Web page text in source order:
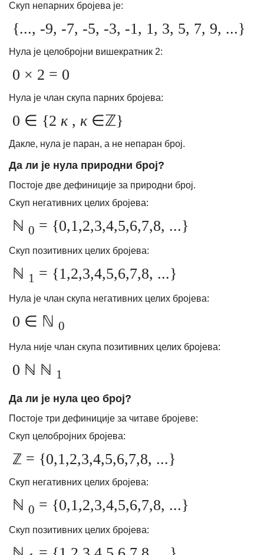
Скуп непарних бројева је:
{..., -9, -7, -5, -3, -1, 1, 3, 5, 7, 9, ...}
Нула је целобројни вишекратник 2:
0 × 2 = 0
Нула је члан скупа парних бројева:
0 ∈ {2 к, к∈ℤ}
Дакле, нула је паран, а не непаран број.
Да ли је нула природни број?
Постоје две дефиниције за природни број.
Скуп негативних целих бројева:
ℕ 0 = {0,1,2,3,4,5,6,7,8, ...}
Скуп позитивних целих бројева:
ℕ 1 = {1,2,3,4,5,6,7,8, ...}
Нула је члан скупа негативних целих бројева:
0 ∈ ℕ 0
Нула није члан скупа позитивних целих бројева:
0 ℕ ℕ 1
Да ли је нула цео број?
Постоје три дефиниције за читаве бројеве:
Скуп целобројних бројева:
ℤ = {0,1,2,3,4,5,6,7,8, ...}
Скуп негативних целих бројева:
ℕ 0 = {0,1,2,3,4,5,6,7,8, ...}
Скуп позитивних целих бројева: